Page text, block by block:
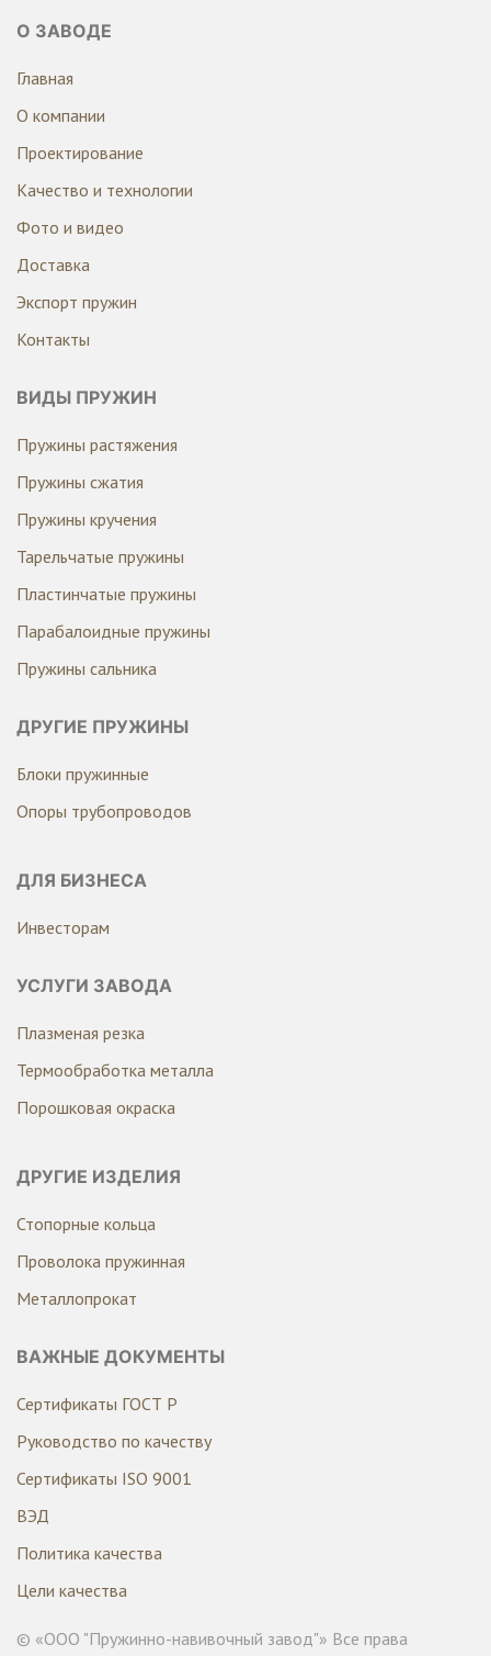
О ЗАВОДЕ
Главная
О компании
Проектирование
Качество и технологии
Фото и видео
Доставка
Экспорт пружин
Контакты
ВИДЫ ПРУЖИН
Пружины растяжения
Пружины сжатия
Пружины кручения
Тарельчатые пружины
Пластинчатые пружины
Парабалоидные пружины
Пружины сальника
ДРУГИЕ ПРУЖИНЫ
Блоки пружинные
Опоры трубопроводов
ДЛЯ БИЗНЕСА
Инвесторам
УСЛУГИ ЗАВОДА
Плазменая резка
Термообработка металла
Порошковая окраска
ДРУГИЕ ИЗДЕЛИЯ
Стопорные кольца
Проволока пружинная
Металлопрокат
ВАЖНЫЕ ДОКУМЕНТЫ
Сертификаты ГОСТ Р
Руководство по качеству
Сертификаты ISO 9001
ВЭД
Политика качества
Цели качества
© «ООО "Пружинно-навивочный завод"» Все права